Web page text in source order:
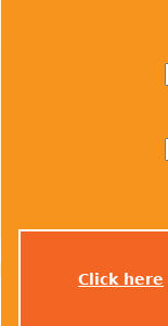
Click here